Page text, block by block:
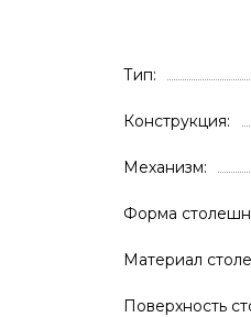
Тип
Конструкция
Механизм
Форма
Материал
Поверхность